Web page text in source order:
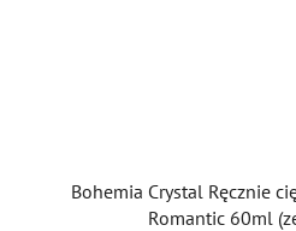
Bohemia Crystal Ręcznie
Romantic 60ml